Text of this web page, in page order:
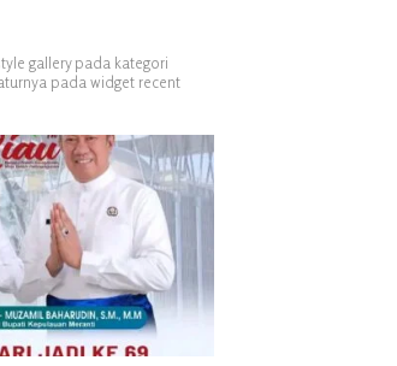
gallery pada kategori
pada widget recent